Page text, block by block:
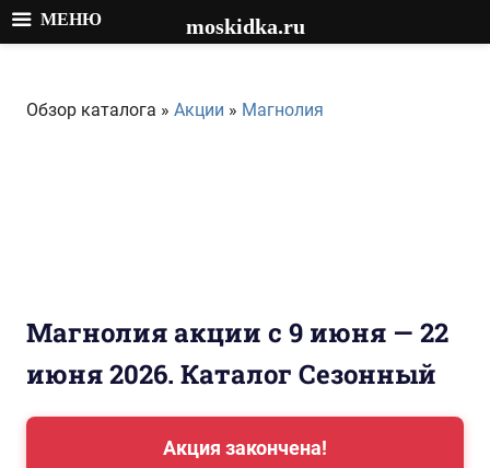
содержимому
Обзор каталога » Акции » Магнолия
Магнолия акции с 9 июня — 22
июня 2026. Каталог Сезонный
Акция закончена!
МЕНЮ moskidka.ru